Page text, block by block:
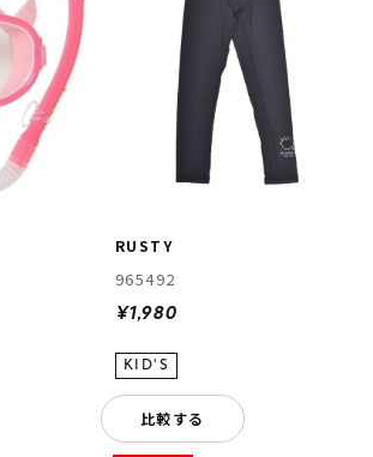
RUSTY
965492
¥1,980
比較する